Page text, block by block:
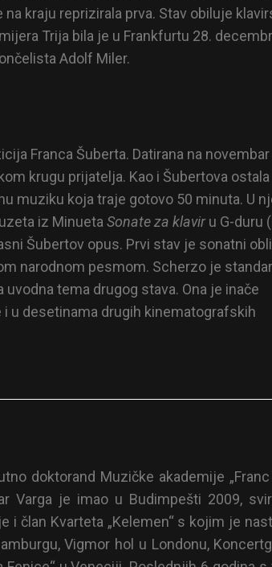
kraju reprizirala prva. Stav obiluje
Trija bila je u Frankfurtu 28.
Adolf Miler.
Franca Šuberta. Datirana na
krugu prijatelja. Kao i Šubertova ostala
muziku koja traje gotovo 50 minuta. U
iz Minueta Sonate za klaviru G-duru
Šubertov opus. Prvi stav je sonatni
narodnom pesmom. Scherzo je
tema drugog stava. Ona je inače
u desetinama drugih kinematografskih
doktorand Muzičke akademije „Franc
Varga je imao u Budimpešti 2009,
i član Kvarteta „Kelemen“ s kojim je
Vigmor hol u Londonu,